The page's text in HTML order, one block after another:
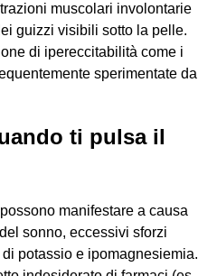
muscolari involontarie
guizzi visibili sotto la pelle.
di ipereccitabilità come i
sperimentate da
ti pulsa il
manifestare a causa
sonno, eccessivi sforzi
potassio e ipomagnesiemia.